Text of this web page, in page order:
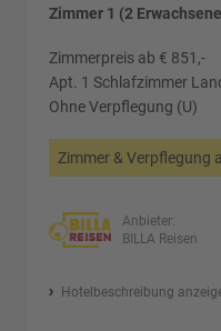
Zimmer 1 (2
Zimmerpreis ab € 851,-
Apt. 1 Schlafzimmer
Ohne Verpflegung (U)
Zimmer & Verpflegung
Anbieter:
BILLA Reisen
Hotelbeschreibung